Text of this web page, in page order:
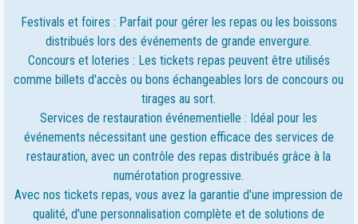
Festivals et foires : Parfait pour gérer les repas ou les boissons
distribués lors des événements de grande envergure.
Concours et loteries : Les tickets repas peuvent être utilisés
comme billets d'accès ou bons échangeables lors de concours ou
tirages au sort.
Services de restauration événementielle : Idéal pour les
événements nécessitant une gestion efficace des services de
restauration, avec un contrôle des repas distribués grâce à la
numérotation progressive.
Avec nos tickets repas, vous avez la garantie d'une impression de
qualité, d'une personnalisation complète et de solutions de